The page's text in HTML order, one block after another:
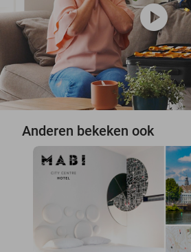
play_circle
Anderen bekeken ook